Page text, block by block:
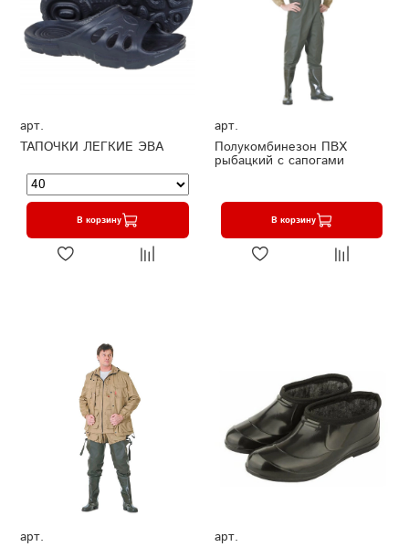
арт.
ТАПОЧКИ ЛЕГКИЕ ЭВА
В корзину
арт.
Полукомбинезон ПВХ
рыбацкий с сапогами
В корзину
арт.
арт.